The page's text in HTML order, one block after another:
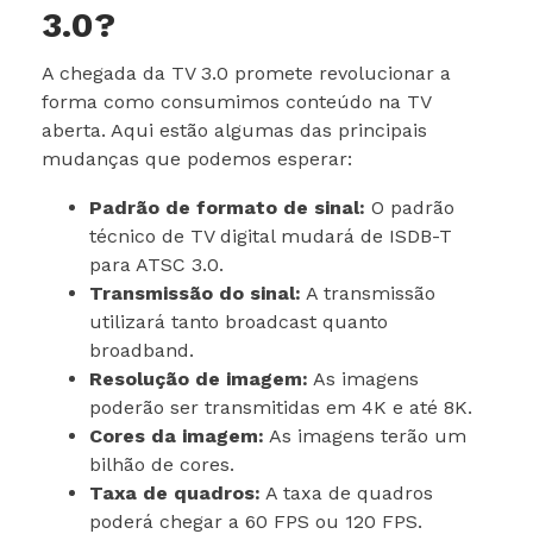
3.0?
A chegada da TV 3.0 promete revolucionar a
forma como consumimos conteúdo na TV
aberta. Aqui estão algumas das principais
mudanças que podemos esperar:
Padrão de formato de sinal: O padrão
técnico de TV digital mudará de ISDB-T
para ATSC 3.0.
Transmissão do sinal: A transmissão
utilizará tanto broadcast quanto
broadband.
Resolução de imagem: As imagens
poderão ser transmitidas em 4K e até 8K.
Cores da imagem: As imagens terão um
bilhão de cores.
Taxa de quadros: A taxa de quadros
poderá chegar a 60 FPS ou 120 FPS.